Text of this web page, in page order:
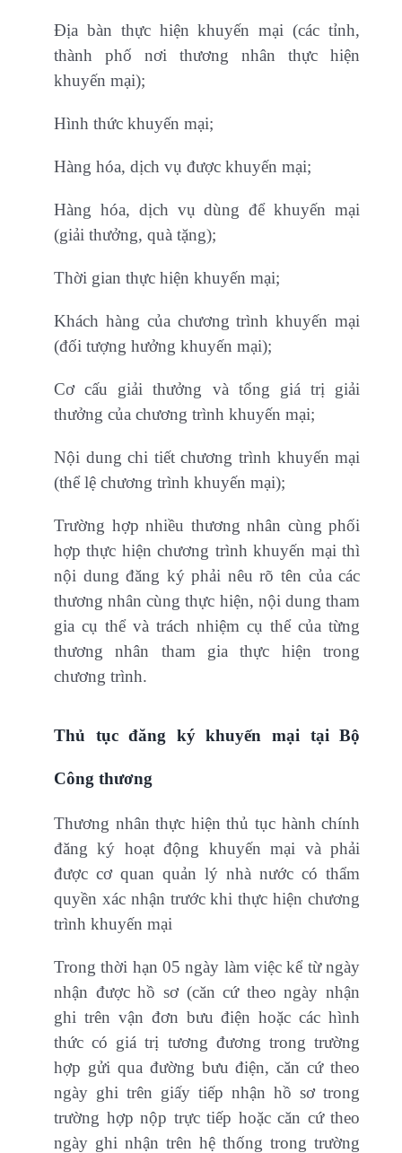
Địa bàn thực hiện khuyến mại (các tỉnh,
thành phố nơi thương nhân thực hiện
khuyến mại);
Hình thức khuyến mại;
Hàng hóa, dịch vụ được khuyến mại;
Hàng hóa, dịch vụ dùng để khuyến mại
(giải thưởng, quà tặng);
Thời gian thực hiện khuyến mại;
Khách hàng của chương trình khuyến mại
(đối tượng hưởng khuyến mại);
Cơ cấu giải thưởng và tổng giá trị giải
thưởng của chương trình khuyến mại;
Nội dung chi tiết chương trình khuyến mại
(thể lệ chương trình khuyến mại);
Trường hợp nhiều thương nhân cùng phối
hợp thực hiện chương trình khuyến mại thì
nội dung đăng ký phải nêu rõ tên của các
thương nhân cùng thực hiện, nội dung tham
gia cụ thể và trách nhiệm cụ thể của từng
thương nhân tham gia thực hiện trong
chương trình.
Thủ tục đăng ký khuyến mại tại Bộ
Công thương
Thương nhân thực hiện thủ tục hành chính
đăng ký hoạt động khuyến mại và phải
được cơ quan quản lý nhà nước có thẩm
quyền xác nhận trước khi thực hiện chương
trình khuyến mại
Trong thời hạn 05 ngày làm việc kể từ ngày
nhận được hồ sơ (căn cứ theo ngày nhận
ghi trên vận đơn bưu điện hoặc các hình
thức có giá trị tương đương trong trường
hợp gửi qua đường bưu điện, căn cứ theo
ngày ghi trên giấy tiếp nhận hồ sơ trong
trường hợp nộp trực tiếp hoặc căn cứ theo
ngày ghi nhận trên hệ thống trong trường